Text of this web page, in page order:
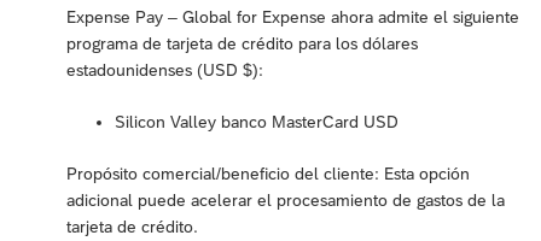
Expense Pay – Global for Expense ahora admite el siguiente
programa de tarjeta de crédito para los dólares
estadounidenses (USD $):
Silicon Valley banco MasterCard USD
Propósito comercial/beneficio del cliente: Esta opción
adicional puede acelerar el procesamiento de gastos de la
tarjeta de crédito.